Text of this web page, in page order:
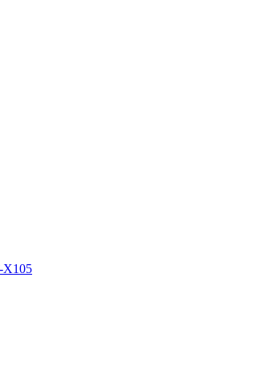
X105